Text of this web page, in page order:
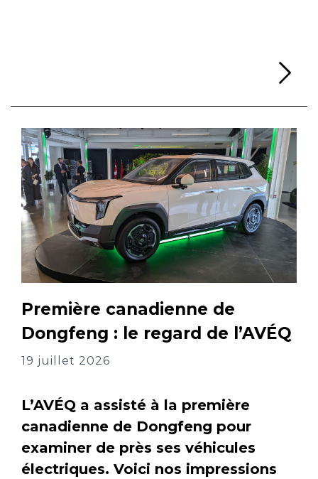
Première canadienne de
Dongfeng : le regard de l’AVÉQ
19 juillet 2026
L’AVÉQ a assisté à la première
canadienne de Dongfeng pour
examiner de près ses véhicules
électriques. Voici nos impressions